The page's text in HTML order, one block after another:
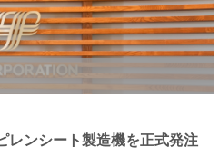
レンシート製造機を正式発注